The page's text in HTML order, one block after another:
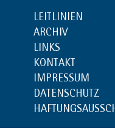
LEITLINIEN
ARCHIV
LINKS
KONTAKT
IMPRESSUM
DATENSCHUTZ